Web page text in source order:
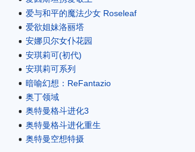
爱与和平的魔法少女 Roseleaf
爱欲姐妹洛丽塔
安娜贝尔女仆花园
安琪莉可(初代)
安琪莉可系列
暗喻幻想：ReFantazio
奥丁领域
奥特曼格斗进化3
奥特曼格斗进化重生
奥特曼空想特摄